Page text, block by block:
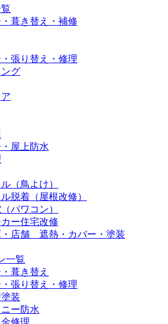
葺き替え・補修
張り替え・修理
グ
屋上防水
（鳥よけ）
脱着（屋根改修）
パワコン）
ー住宅改修
・店舗 遮熱・カバー・塗装
一覧
葺き替え
張り替え・修理
装
ー防水
修理